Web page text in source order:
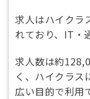
求人はハイクラ
れており、IT・
求人数は約
く、ハイクラス
広い目的で利用